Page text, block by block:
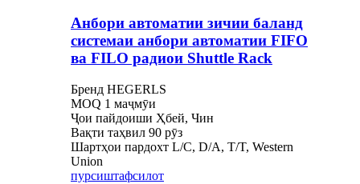
Анбори автоматии зичии баланд
системаи анбори автоматии FIFO
ва FILO радиои Shuttle Rack
Бренд HEGERLS
MOQ 1 маҷмӯи
Ҷои пайдоиши Ҳбей, Чин
Вақти таҳвил 90 рӯз
Шартҳои пардохт L/C, D/A, T/T, Western
Union
пурсиштафсилот